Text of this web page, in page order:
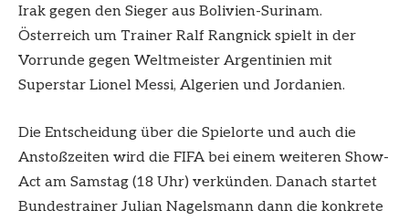
Irak gegen den Sieger aus Bolivien-Surinam.
Österreich um Trainer Ralf Rangnick spielt in der
Vorrunde gegen Weltmeister Argentinien mit
Superstar Lionel Messi, Algerien und Jordanien.
Die Entscheidung über die Spielorte und auch die
Anstoßzeiten wird die FIFA bei einem weiteren Show-
Act am Samstag (18 Uhr) verkünden. Danach startet
Bundestrainer Julian Nagelsmann dann die konkrete